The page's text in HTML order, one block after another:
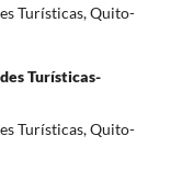
Turísticas, Quito-
Turísticas-
Turísticas, Quito-